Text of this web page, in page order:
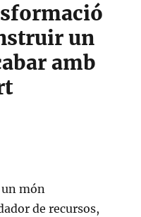
un
amb
món
de recursos,